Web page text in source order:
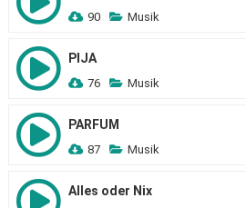
90 Musik
PIJA
76 Musik
PARFUM
87 Musik
Alles oder Nix